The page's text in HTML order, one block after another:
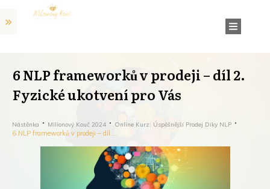
6 NLP frameworků v prodeji – díl 2.
Fyzické ukotvení pro Vás
Nástěnka Milionový Kouč 2024 Online Kurz: Úspěšnější Prodej Díky NLP
6 NLP frameworků v prodeji – díl 2. Fyzické ukotvení pro Vás